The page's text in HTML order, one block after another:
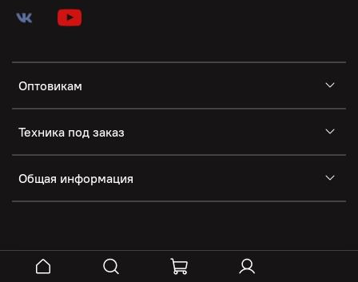
Оптовикам
Техника под заказ
Общая информация